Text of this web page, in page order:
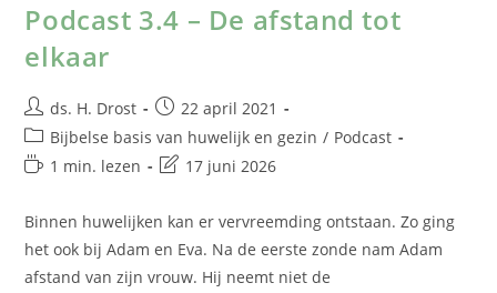
Podcast 3.4 – De afstand tot
elkaar
ds. H. Drost
22 april 2021
Bijbelse basis van huwelijk en gezin / Podcast
1 min. lezen
17 juni 2026
Binnen huwelijken kan er vervreemding ontstaan. Zo ging
het ook bij Adam en Eva. Na de eerste zonde nam Adam
afstand van zijn vrouw. Hij neemt niet de